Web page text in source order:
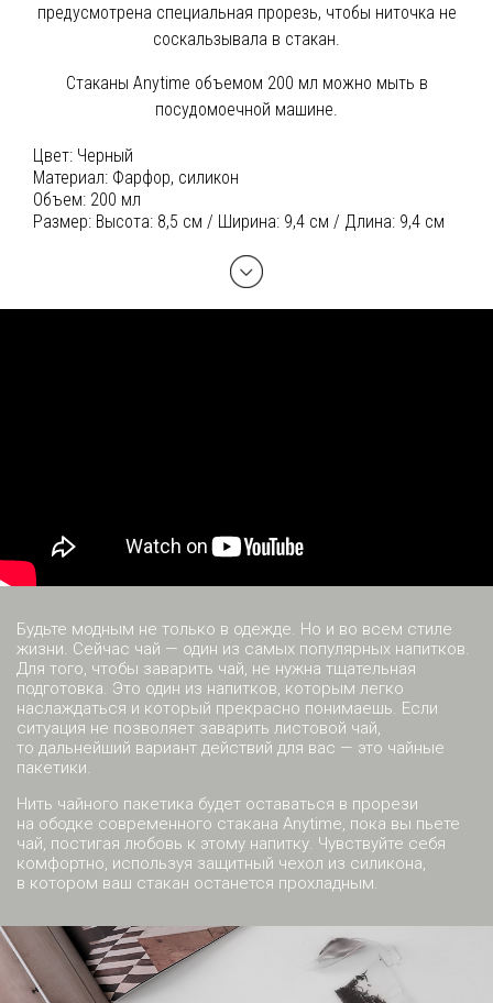
предусмотрена специальная прорезь, чтобы ниточка не
соскальзывала в стакан.
Стаканы Anytime объемом 200 мл можно мыть в
посудомоечной машине.
Цвет: Черный
Материал: Фарфор, силикон
Объем: 200 мл
Размер: Высота: 8,5 см / Ширина: 9,4 см / Длина: 9,4 см
Будьте модным не только в одежде. Но и во всем стиле
жизни. Сейчас чай — один из самых популярных напитков.
Для того, чтобы заварить чай, не нужна тщательная
подготовка. Это один из напитков, которым легко
наслаждаться и который прекрасно понимаешь. Если
ситуация не позволяет заварить листовой чай,
то дальнейший вариант действий для вас — это чайные
пакетики.
Нить чайного пакетика будет оставаться в прорези
на ободке современного стакана Anytime, пока вы пьете
чай, постигая любовь к этому напитку. Чувствуйте себя
комфортно, используя защитный чехол из силикона,
в котором ваш стакан останется прохладным.